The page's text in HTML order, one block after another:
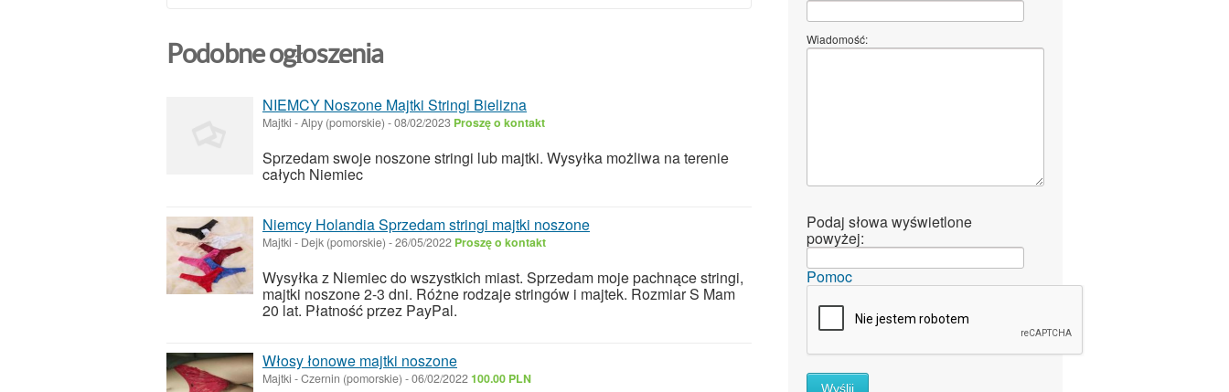
Podobne ogłoszenia
NIEMCY Noszone Majtki Stringi Bielizna
Majtki -Alpy (pomorskie) -08/02/2023 Proszę o kontakt
Sprzedam swoje noszone stringi lub majtki. Wysyłka możliwa na terenie
całych Niemiec
Niemcy Holandia Sprzedam stringi majtki noszone
Majtki - Dejk (pomorskie) -26/05/2022 Proszę o kontakt
Wysyłka z Niemiec do wszystkich miast. Sprzedam moje pachnące stringi,
majtki noszone 2-3 dni. Różne rodzaje stringów i majtek. Rozmiar S Mam
20 lat. Płatność przez PayPal.
Włosy łonowe majtki noszone
Majtki -Czernin (pomorskie) -06/02/2022100.00 PLN
Wiadomość:
Podaj słowa wyświetlone
powyżej:
Pomoc
Wyślij